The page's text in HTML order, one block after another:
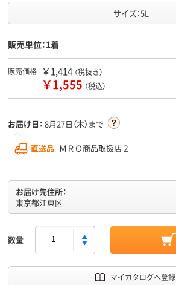
サイズ：5L
販売単位：1着
販売価格 ￥1,414 （税抜き）
￥1,555 （税込）
お届け日： 8月27日（木）まで
直送品 ＭＲＯ商品取扱店２
お届け先住所：
東京都江東区
数量
マイカタログへ登録